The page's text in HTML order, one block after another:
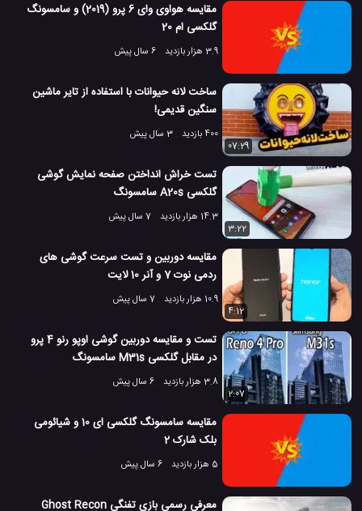
مقایسه هواوی وای 6 پرو (2019) و سامسونگ
گلکسی ام 20
3.9 هزار بازدید 6 سال پیش
ساخت لانه حیوانات با استفاده از تایر ماشین
سنگین قدیمی!
400 بازدید
3 سال پیش
07:29
تست خراش انداختن صفحه نمایش گوشی
گلکسی A20s سامسونگ
14.3 هزار بازدید
7 سال پیش
3:22
مقایسه دوربین و تست سرعت گوشی های
ردمی نوت 7 و آنر 10 لایت
10.9 هزار بازدید
7 سال پیش
4:12
تست و مقایسه دوربین گوشی اوپو رنو 4 پرو
در مقابل گلکسی M31s سامسونگ
3.8 هزار بازدید
6 سال پیش
2:07
مقایسه سامسونگ گلکسی ای 10 و شیائومی
بلک شارک 2
5 هزار بازدید 6 سال پیش
معرفی رسمی بازی تفنگی Ghost Recon